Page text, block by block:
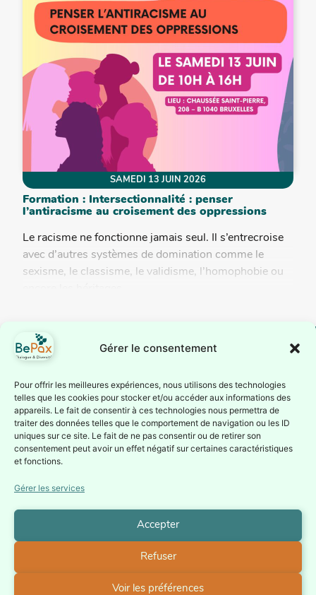
Gérer le consentement
Pour offrir les meilleures expériences, nous utilisons des technologies
telles que les cookies pour stocker et/ou accéder aux informations des
appareils. Le fait de consentir à ces technologies nous permettra de
traiter des données telles que le comportement de navigation ou les ID
uniques sur ce site. Le fait de ne pas consentir ou de retirer son
consentement peut avoir un effet négatif sur certaines caractéristiques
et fonctions.
Gérer les services
Accepter
Refuser
Voir les préférences
SAMEDI 13 JUIN 2026
Formation : Intersectionnalité : penser
l’antiracisme au croisement des oppressions
Le racisme ne fonctionne jamais seul. Il s’entrecroise
avec d’autres systèmes de domination comme le
sexisme, le classisme, le validisme, l’homophobie ou
Suivez-nous
Inscrivez-vous à notre
newsletter ou suivez nous
sur nos réseaux sociaux
Newsletter
BePax est reconnue
comme association
d’éducation
permanente par la
Fédération Wallonie-
BePax asbl - Chaussée Saint-Pierre, 208 - 1040 Bruxelles